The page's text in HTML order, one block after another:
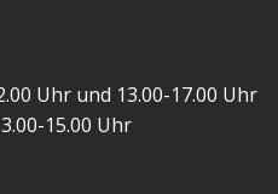
Uhr und 13.00-17.00 Uhr
15.00 Uhr